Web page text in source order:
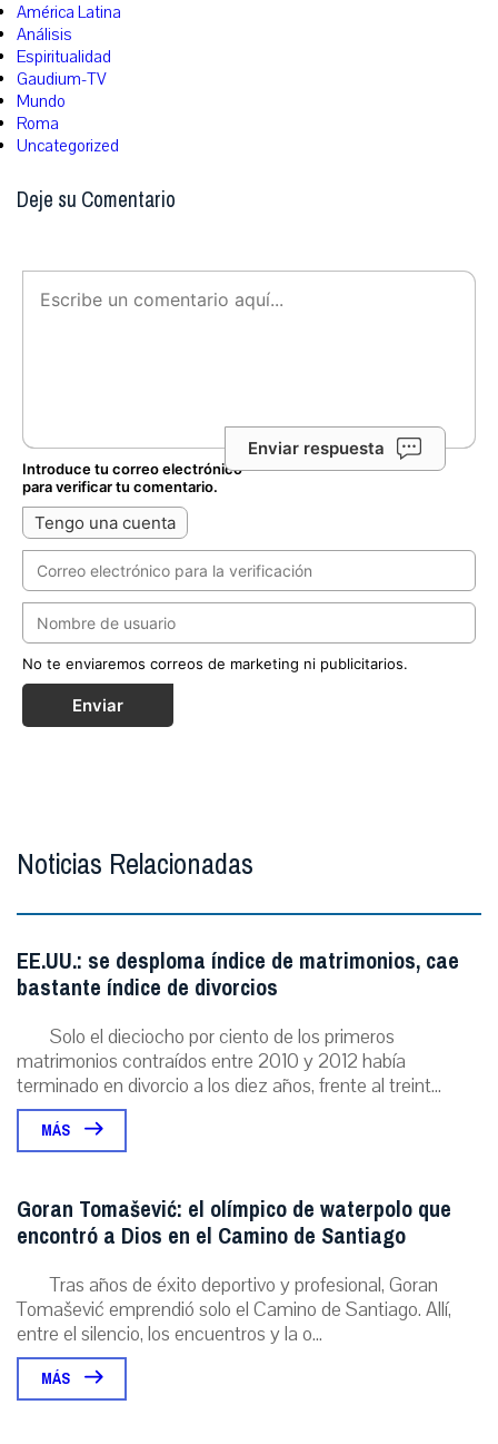
América Latina
Análisis
Espiritualidad
Gaudium-TV
Mundo
Roma
Uncategorized
Deje su Comentario
Enviar respuesta
Introduce tu correo electrónico
para verificar tu comentario.
Tengo una cuenta
No te enviaremos correos de marketing ni publicitarios.
Enviar
Noticias Relacionadas
EE.UU.: se desploma índice de matrimonios, cae
bastante índice de divorcios
Solo el dieciocho por ciento de los primeros
matrimonios contraídos entre 2010 y 2012 había
terminado en divorcio a los diez años, frente al treint...
MÁS
Goran Tomašević: el olímpico de waterpolo que
encontró a Dios en el Camino de Santiago
Tras años de éxito deportivo y profesional, Goran
Tomašević emprendió solo el Camino de Santiago. Allí,
entre el silencio, los encuentros y la o...
MÁS